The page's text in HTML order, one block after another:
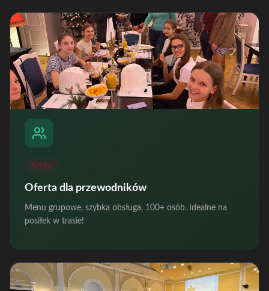
Grupy
Oferta dla przewodników
Menu grupowe, szybka obsługa, 100+ osób. Idealne na
posiłek w trasie!